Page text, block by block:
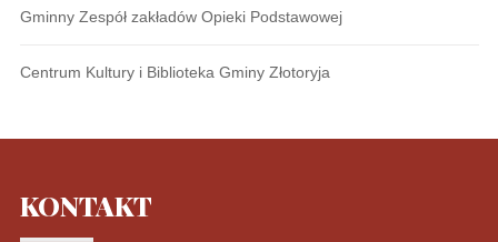
Gminny Zespół zakładów Opieki Podstawowej
Centrum Kultury i Biblioteka Gminy Złotoryja
KONTAKT